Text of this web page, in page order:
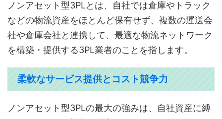
ノンアセット型3PLとは、自社では倉庫やトラック
などの物流資産をほとんど保有せず、複数の運送会
社や倉庫会社と連携して、最適な物流ネットワーク
を構築・提供する3PL業者のことを指します。
柔軟なサービス提供とコスト競争力
ノンアセット型3PLの最大の強みは、自社資産に縛